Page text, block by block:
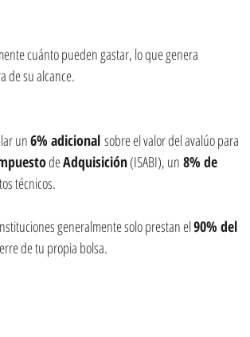
cuánto pueden gastar, lo que genera
de su alcance.
un 6% adicional sobre el valor del avalúo para
de Adquisición (ISABI), un 8% de
técnicos.
generalmente solo prestan el 90% del
de tu propia bolsa.